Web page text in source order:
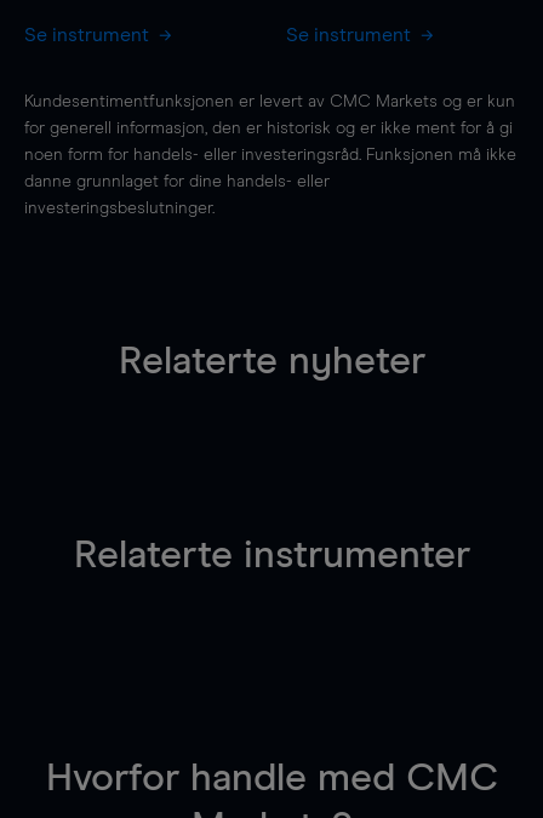
Se instrument Se instrument
Kundesentimentfunksjonen er levert av CMC Markets og er kun
for generell informasjon, den er historisk og er ikke ment for å gi
noen form for handels- eller investeringsråd. Funksjonen må ikke
danne grunnlaget for dine handels- eller
investeringsbeslutninger.
Relaterte nyheter
Relaterte instrumenter
Hvorfor handle med CMC